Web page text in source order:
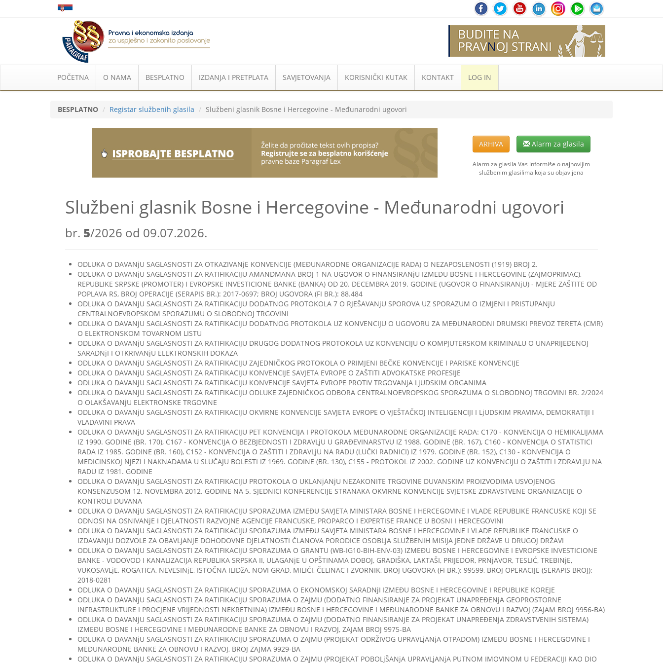
POČETNA O NAMA BESPLATNO IZDANJA I PRETPLATA SAVJETOVANJA KORISNIČKI KUTAK KONTAKT LOG IN
BESPLATNO Registar službenih glasila Službeni glasnik Bosne i Hercegovine - Međunarodni ugovori
ARHIVA Alarm za glasila
Alarm za glasila Vas informiše o najnovijim
službenim glasilima koja su objavljena
Službeni glasnik Bosne i Hercegovine - Međunarodni ugovori
br. 5/2026 оd 09.07.2026.
ODLUKA O DAVANjU SAGLASNOSTI ZA OTKAZIVANjE KONVENCIJE (MEĐUNARODNE ORGANIZACIJE RADA) O NEZAPOSLENOSTI (1919) BROJ 2.
ODLUKA O DAVANjU SAGLASNOSTI ZA RATIFIKACIJU AMANDMANA BROJ 1 NA UGOVOR O FINANSIRANjU IZMEĐU BOSNE I HERCEGOVINE (ZAJMOPRIMAC),
REPUBLIKE SRPSKE (PROMOTER) I EVROPSKE INVESTICIONE BANKE (BANKA) OD 20. DECEMBRA 2019. GODINE (UGOVOR O FINANSIRANjU) - MJERE ZAŠTITE OD
POPLAVA RS, BROJ OPERACIJE (SERAPIS BR.): 2017-0697; BROJ UGOVORA (FI BR.): 88.484
ODLUKA O DAVANjU SAGLASNOSTI ZA RATIFIKACIJU DODATNOG PROTOKOLA 7 O RJEŠAVANjU SPOROVA UZ SPORAZUM O IZMJENI I PRISTUPANjU
CENTRALNOEVROPSKOM SPORAZUMU O SLOBODNOJ TRGOVINI
ODLUKA O DAVANjU SAGLASNOSTI ZA RATIFIKACIJU DODATNOG PROTOKOLA UZ KONVENCIJU O UGOVORU ZA MEĐUNARODNI DRUMSKI PREVOZ TERETA (CMR)
O ELEKTRONSKOM TOVARNOM LISTU
ODLUKA O DAVANjU SAGLASNOSTI ZA RATIFIKACIJU DRUGOG DODATNOG PROTOKOLA UZ KONVENCIJU O KOMPJUTERSKOM KRIMINALU O UNAPRIJEĐENOJ
SARADNjI I OTKRIVANjU ELEKTRONSKIH DOKAZA
ODLUKA O DAVANjU SAGLASNOSTI ZA RATIFIKACIJU ZAJEDNIČKOG PROTOKOLA O PRIMJENI BEČKE KONVENCIJE I PARISKE KONVENCIJE
ODLUKA O DAVANjU SAGLASNOSTI ZA RATIFIKACIJU KONVENCIJE SAVJETA EVROPE O ZAŠTITI ADVOKATSKE PROFESIJE
ODLUKA O DAVANjU SAGLASNOSTI ZA RATIFIKACIJU KONVENCIJE SAVJETA EVROPE PROTIV TRGOVANjA LjUDSKIM ORGANIMA
ODLUKA O DAVANjU SAGLASNOSTI ZA RATIFIKACIJU ODLUKE ZAJEDNIČKOG ODBORA CENTRALNOEVROPSKOG SPORAZUMA O SLOBODNOJ TRGOVINI BR. 2/2024
O OLAKŠAVANjU ELEKTRONSKE TRGOVINE
ODLUKA O DAVANjU SAGLASNOSTI ZA RATIFIKACIJU OKVIRNE KONVENCIJE SAVJETA EVROPE O VJEŠTAČKOJ INTELIGENCIJI I LjUDSKIM PRAVIMA, DEMOKRATIJI I
VLADAVINI PRAVA
ODLUKA O DAVANjU SAGLASNOSTI ZA RATIFIKACIJU PET KONVENCIJA I PROTOKOLA MEĐUNARODNE ORGANIZACIJE RADA: C170 - KONVENCIJA O HEMIKALIJAMA
IZ 1990. GODINE (BR. 170), C167 - KONVENCIJA O BEZBJEDNOSTI I ZDRAVLjU U GRAĐEVINARSTVU IZ 1988. GODINE (BR. 167), C160 - KONVENCIJA O STATISTICI
RADA IZ 1985. GODINE (BR. 160), C152 - KONVENCIJA O ZAŠTITI I ZDRAVLjU NA RADU (LUČKI RADNICI) IZ 1979. GODINE (BR. 152), C130 - KONVENCIJA O
MEDICINSKOJ NjEZI I NAKNADAMA U SLUČAJU BOLESTI IZ 1969. GODINE (BR. 130), C155 - PROTOKOL IZ 2002. GODINE UZ KONVENCIJU O ZAŠTITI I ZDRAVLjU NA
RADU IZ 1981. GODINE
ODLUKA O DAVANjU SAGLASNOSTI ZA RATIFIKACIJU PROTOKOLA O UKLANjANjU NEZAKONITE TRGOVINE DUVANSKIM PROIZVODIMA USVOJENOG
KONSENZUSOM 12. NOVEMBRA 2012. GODINE NA 5. SJEDNICI KONFERENCIJE STRANAKA OKVIRNE KONVENCIJE SVJETSKE ZDRAVSTVENE ORGANIZACIJE O
KONTROLI DUVANA
ODLUKA O DAVANjU SAGLASNOSTI ZA RATIFIKACIJU SPORAZUMA IZMEĐU SAVJETA MINISTARA BOSNE I HERCEGOVINE I VLADE REPUBLIKE FRANCUSKE KOJI SE
ODNOSI NA OSNIVANjE I DJELATNOSTI RAZVOJNE AGENCIJE FRANCUSKE, PROPARCO I EXPERTISE FRANCE U BOSNI I HERCEGOVINI
ODLUKA O DAVANjU SAGLASNOSTI ZA RATIFIKACIJU SPORAZUMA IZMEĐU SAVJETA MINISTARA BOSNE I HERCEGOVINE I VLADE REPUBLIKE FRANCUSKE O
IZDAVANjU DOZVOLE ZA OBAVLjANjE DOHODOVNE DJELATNOSTI ČLANOVA PORODICE OSOBLjA SLUŽBENIH MISIJA JEDNE DRŽAVE U DRUGOJ DRŽAVI
ODLUKA O DAVANjU SAGLASNOSTI ZA RATIFIKACIJU SPORAZUMA O GRANTU (WB-IG10-BIH-ENV-03) IZMEĐU BOSNE I HERCEGOVINE I EVROPSKE INVESTICIONE
BANKE - VODOVOD I KANALIZACIJA REPUBLIKA SRPSKA II, ULAGANjE U OPŠTINAMA DOBOJ, GRADIŠKA, LAKTAŠI, PRIJEDOR, PRNjAVOR, TESLIĆ, TREBINjE,
VUKOSAVLjE, ROGATICA, NEVESINjE, ISTOČNA ILIDžA, NOVI GRAD, MILIĆI, ČELINAC I ZVORNIK, BROJ UGOVORA (FI BR.): 99599, BROJ OPERACIJE (SERAPIS BROJ):
2018-0281
ODLUKA O DAVANjU SAGLASNOSTI ZA RATIFIKACIJU SPORAZUMA O EKONOMSKOJ SARADNjI IZMEĐU BOSNE I HERCEGOVINE I REPUBLIKE KOREJE
ODLUKA O DAVANjU SAGLASNOSTI ZA RATIFIKACIJU SPORAZUMA O ZAJMU (DODATNO FINANSIRANjE ZA PROJEKAT UNAPREĐENjA GEOPROSTORNE
INFRASTRUKTURE I PROCJENE VRIJEDNOSTI NEKRETNINA) IZMEĐU BOSNE I HERCEGOVINE I MEĐUNARODNE BANKE ZA OBNOVU I RAZVOJ (ZAJAM BROJ 9956-BA)
ODLUKA O DAVANjU SAGLASNOSTI ZA RATIFIKACIJU SPORAZUMA O ZAJMU (DODATNO FINANSIRANjE ZA PROJEKAT UNAPREĐENjA ZDRAVSTVENIH SISTEMA)
IZMEĐU BOSNE I HERCEGOVINE I MEĐUNARODNE BANKE ZA OBNOVU I RAZVOJ, ZAJAM BROJ 9975-BA
ODLUKA O DAVANjU SAGLASNOSTI ZA RATIFIKACIJU SPORAZUMA O ZAJMU (PROJEKAT ODRŽIVOG UPRAVLjANjA OTPADOM) IZMEĐU BOSNE I HERCEGOVINE I
MEĐUNARODNE BANKE ZA OBNOVU I RAZVOJ, BROJ ZAJMA 9929-BA
ODLUKA O DAVANjU SAGLASNOSTI ZA RATIFIKACIJU SPORAZUMA O ZAJMU (PROJEKAT POBOLjŠANjA UPRAVLjANjA PUTNOM IMOVINOM U FEDERACIJI KAO DIO